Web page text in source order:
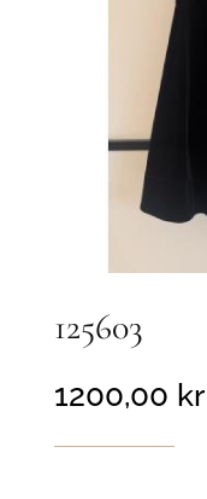
125603
1200,00 kr